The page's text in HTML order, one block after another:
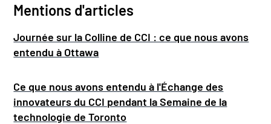
Mentions d'articles
Journée sur la Colline de CCI : ce que nous avons
entendu à Ottawa
Ce que nous avons entendu à l'Échange des
innovateurs du CCI pendant la Semaine de la
technologie de Toronto